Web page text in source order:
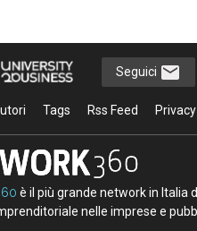
Seguici
Tags Rss Feed
è il più grande network in Italia
nelle imprese e